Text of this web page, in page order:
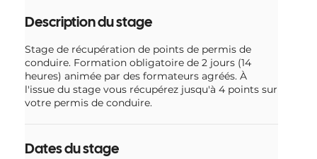
o
t
.
Description du stage
Stage de récupération de points de permis de
conduire. Formation obligatoire de 2 jours (14
heures) animée par des formateurs agréés. À
l'issue du stage vous récupérez jusqu'à 4 points sur
votre permis de conduire.
Dates du stage